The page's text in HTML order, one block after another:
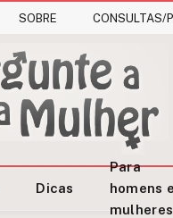
SOBRE CONSULTAS/
Dicas
Para
homens e
mulheres